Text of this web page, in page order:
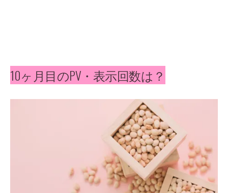
10ヶ月目のPV・表示回数は？